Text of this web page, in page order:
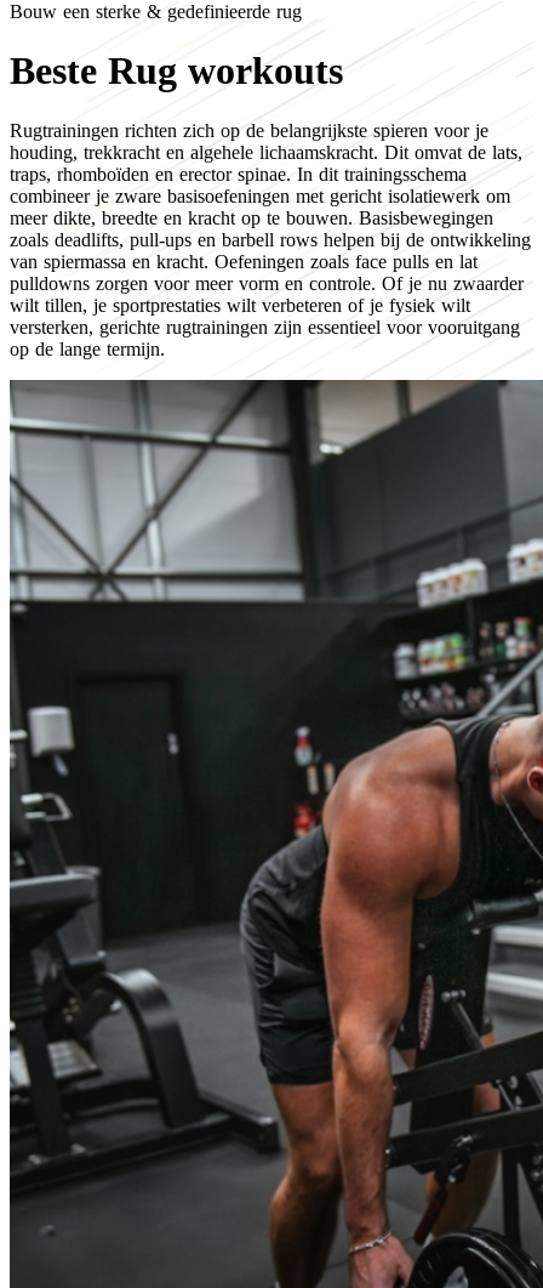
Bouw een sterke & gedefinieerde rug
Beste Rug workouts
Rugtrainingen richten zich op de belangrijkste spieren voor je
houding, trekkracht en algehele lichaamskracht. Dit omvat de lats,
traps, rhomboïden en erector spinae. In dit trainingsschema
combineer je zware basisoefeningen met gericht isolatiewerk om
meer dikte, breedte en kracht op te bouwen. Basisbewegingen
zoals deadlifts, pull-ups en barbell rows helpen bij de ontwikkeling
van spiermassa en kracht. Oefeningen zoals face pulls en lat
pulldowns zorgen voor meer vorm en controle. Of je nu zwaarder
wilt tillen, je sportprestaties wilt verbeteren of je fysiek wilt
versterken, gerichte rugtrainingen zijn essentieel voor vooruitgang
op de lange termijn.